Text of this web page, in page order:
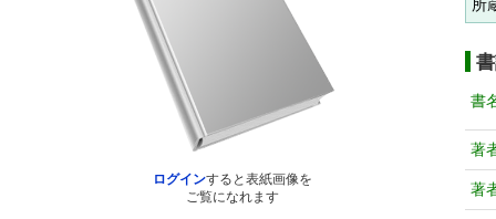
ログインすると表紙画像を
ご覧になれます
所
書
著
著